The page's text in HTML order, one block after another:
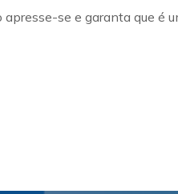
se e garanta que é